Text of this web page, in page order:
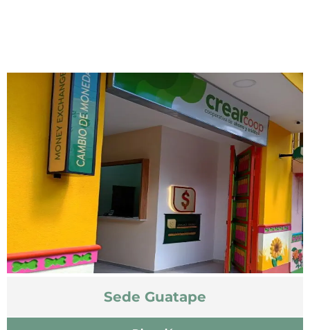
Sede Guatape